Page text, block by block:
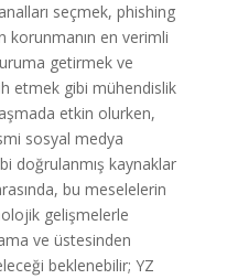
seçmek, phishing
korunmanın en verimli
getirmek ve
etmek gibi mühendislik
etkin olurken,
sosyal medya
doğrulanmış kaynaklar
bu meselelerin
gelişmelerle
ve üstesinden
beklenebilir; YZ